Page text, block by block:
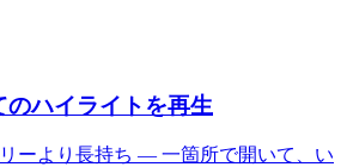
ハイライトを再生
ーより長持ち — 一箇所で開いて、い